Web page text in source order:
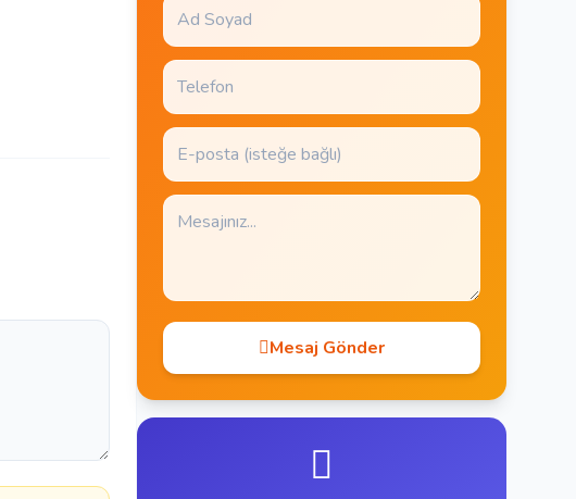
Mesaj Gönder